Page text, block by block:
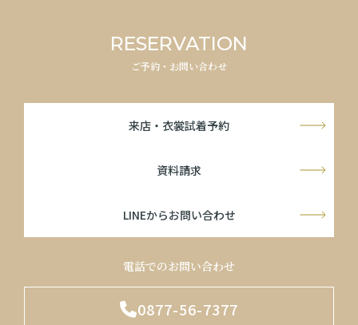
RESERVATION
ご予約・お問い合わせ
来店・衣裳試着予約
資料請求
LINEからお問い合わせ
電話でのお問い合わせ
0877-56-7377